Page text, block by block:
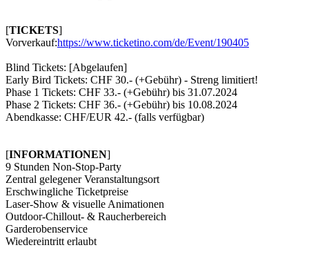
[TICKETS]
Vorverkauf:https://www.ticketino.com/de/Event/190405
Blind Tickets: [Abgelaufen]
Early Bird Tickets: CHF 30.- (+Gebühr) - Streng limitiert!
Phase 1 Tickets: CHF 33.- (+Gebühr) bis 31.07.2024
Phase 2 Tickets: CHF 36.- (+Gebühr) bis 10.08.2024
Abendkasse: CHF/EUR 42.- (falls verfügbar)
[INFORMATIONEN]
9 Stunden Non-Stop-Party
Zentral gelegener Veranstaltungsort
Erschwingliche Ticketpreise
Laser-Show & visuelle Animationen
Outdoor-Chillout- & Raucherbereich
Garderobenservice
Wiedereintritt erlaubt